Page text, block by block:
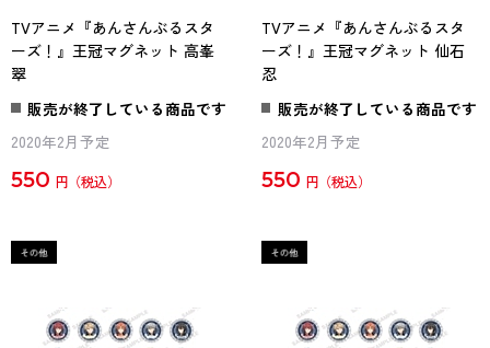
TVアニメ『あんさんぶるスタ
ーズ！』王冠マグネット 高峯
翠
販売が終了している商品です
2020年2月予定
550 円
TVアニメ『あんさんぶるスタ
ーズ！』王冠マグネット 仙石
忍
販売が終了している商品です
2020年2月予定
550 円